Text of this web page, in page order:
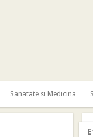
Sanatate si Medicina